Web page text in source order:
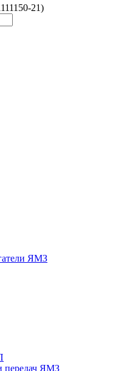
21)
ЯМЗ
передач ЯМЗ